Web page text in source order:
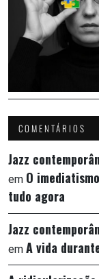
COMENTÁRIOS
Jazz
em O
tudo agora
Jazz
em A vida